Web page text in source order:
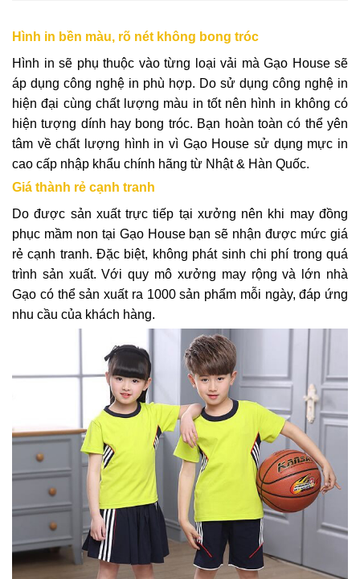
Hình in bền màu, rõ nét không bong tróc
Hình in sẽ phụ thuộc vào từng loại vải mà Gạo House sẽ
áp dụng công nghệ in phù hợp. Do sử dụng công nghệ in
hiện đại cùng chất lượng màu in tốt nên hình in không có
hiện tượng dính hay bong tróc. Bạn hoàn toàn có thể yên
tâm về chất lượng hình in vì Gạo House sử dụng mực in
cao cấp nhập khẩu chính hãng từ Nhật & Hàn Quốc.
Giá thành rẻ cạnh tranh
Do được sản xuất trực tiếp tại xưởng nên khi may đồng
phục mầm non tại Gạo House bạn sẽ nhận được mức giá
rẻ cạnh tranh. Đặc biệt, không phát sinh chi phí trong quá
trình sản xuất. Với quy mô xưởng may rộng và lớn nhà
Gạo có thể sản xuất ra 1000 sản phẩm mỗi ngày, đáp ứng
nhu cầu của khách hàng.